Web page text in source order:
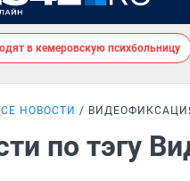
в кемеровскую психбольницу
НОВОСТИ
по тэгу